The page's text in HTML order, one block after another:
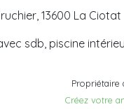
13600 La Ciotat
sdb, piscine
Propriétaire
Créez votre